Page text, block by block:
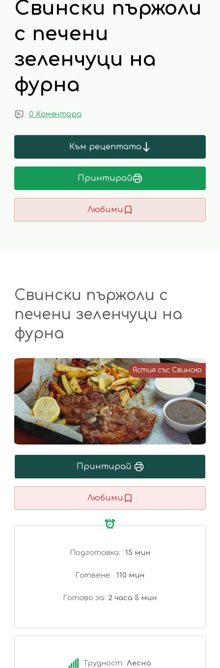
Свински пържоли
с печени
зеленчуци на
фурна
0 Коментара
Към рецептата
Принтирай
Любими
Свински пържоли с
печени зеленчуци на
фурна
Ястия със Свинско
Принтирай
Любими
Подготовка 15 мин
Готвене 110 мин
Готово за 2 часа 5 мин
Трудност: Лесно